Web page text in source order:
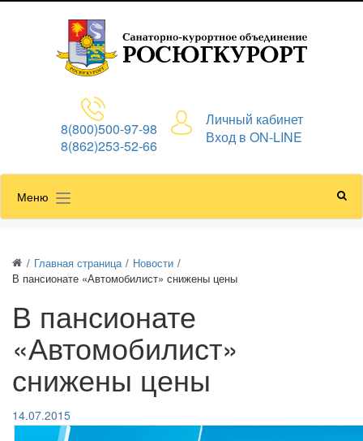
8(800)500-97-98
8(862)253-52-66
Личный кабинет
Вход в ON-LINE
Меню
/ Главная страница / Новости /
В пансионате «Автомобилист» снижены цены
В пансионате
«Автомобилист»
снижены цены
14.07.2015